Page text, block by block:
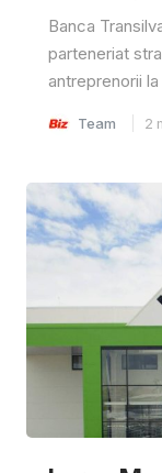
Banca
parteneriat
antreprenorii
Team 2